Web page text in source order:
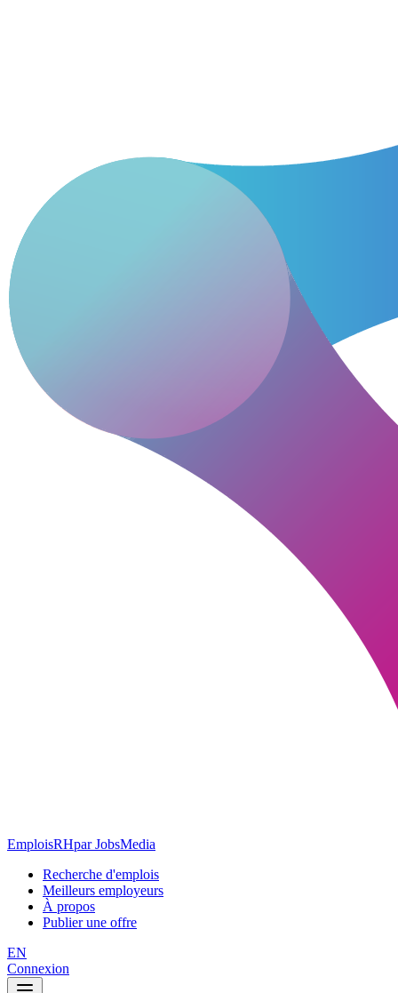
EmploisRHpar JobsMedia
Recherche d'emplois
Meilleurs employeurs
À propos
Publier une offre
EN
Connexion